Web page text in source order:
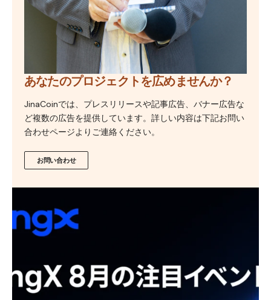
あなたのプロジェクトを広めませんか？
JinaCoinでは、プレスリリースや記事広告、バナー広告な
ど複数の広告を提供しています。詳しい内容は下記お問い
合わせページよりご連絡ください。
お問い合わせ